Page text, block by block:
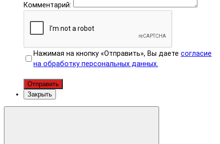
Комментарий:
Нажимая на кнопку «Отправить», Вы даете согласие
на обработку персональных данных.
Отправить
Закрыть